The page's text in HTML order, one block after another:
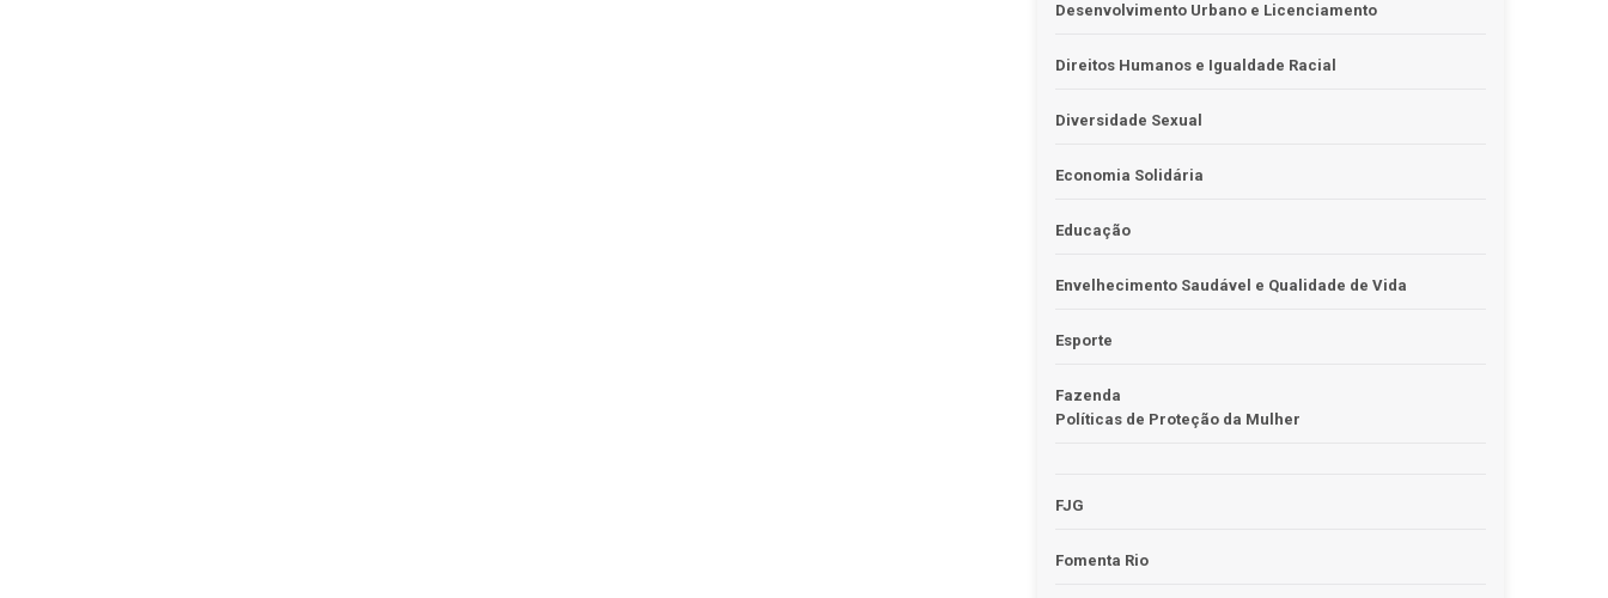
Desenvolvimento Urbano e Licenciamento
Direitos Humanos e Igualdade Racial
Diversidade Sexual
Economia Solidária
Educação
Envelhecimento Saudável e Qualidade de Vida
Esporte
Fazenda
Políticas de Proteção da Mulher
FJG
Fomenta Rio